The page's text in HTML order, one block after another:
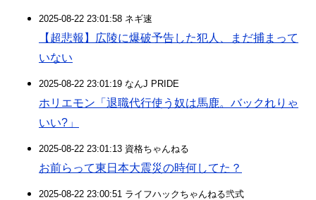
2025-08-22 23:01:58 ネギ速
【超悲報】広陵に爆破予告した犯人、まだ捕まって
いない
2025-08-22 23:01:19 なんJ PRIDE
ホリエモン「退職代行使う奴は馬鹿。バックれりゃ
いい?」
2025-08-22 23:01:13 資格ちゃんねる
お前らって東日本大震災の時何してた？
2025-08-22 23:00:51 ライフハックちゃんねる弐式